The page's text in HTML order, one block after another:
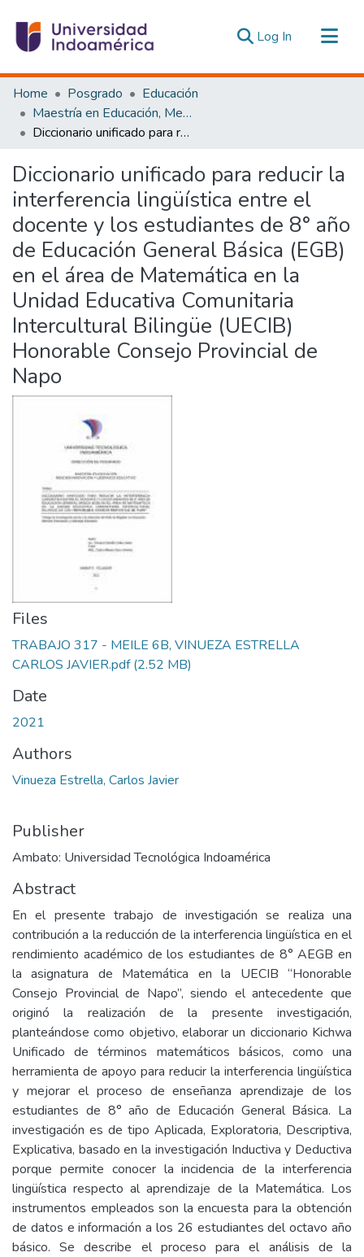
Log In (current)
Communities & Collections
All of DSpace
Statistics
Home Posgrado
Educación
Maestría en Educación, Mención Innovación y Liderazgo Educativo
Diccionario unificado para reducir la interferencia lingüística entre el docente y los estudiantes de 8° año de Educación General Básica (EGB) en el área de Matemática en la Unidad Educativa Comunitaria Intercultural Bilingüe (UECIB) Honorable Consejo Provincial de Napo
Diccionario unificado para reducir la
interferencia lingüística entre el
docente y los estudiantes de 8° año
de Educación General Básica (EGB)
en el área de Matemática en la
Unidad Educativa Comunitaria
Intercultural Bilingüe (UECIB)
Honorable Consejo Provincial de
Napo
Files
TRABAJO 317 - MEILE 6B, VINUEZA ESTRELLA
CARLOS JAVIER.pdf(2.52 MB)
Date
2021
Authors
Vinueza Estrella, Carlos Javier
Publisher
Ambato: Universidad Tecnológica Indoamérica
Abstract
En el presente trabajo de investigación se realiza una
contribución a la reducción de la interferencia lingüística en el
rendimiento académico de los estudiantes de 8° AEGB en
la asignatura de Matemática en la UECIB “Honorable
Consejo Provincial de Napo”, siendo el antecedente que
originó la realización de la presente investigación,
planteándose como objetivo, elaborar un diccionario Kichwa
Unificado de términos matemáticos básicos, como una
herramienta de apoyo para reducir la interferencia lingüística
y mejorar el proceso de enseñanza aprendizaje de los
estudiantes de 8° año de Educación General Básica. La
investigación es de tipo Aplicada, Exploratoria, Descriptiva,
Explicativa, basado en la investigación Inductiva y Deductiva
porque permite conocer la incidencia de la interferencia
lingüística respecto al aprendizaje de la Matemática. Los
instrumentos empleados son la encuesta para la obtención
de datos e información a los 26 estudiantes del octavo año
básico. Se describe el proceso para el análisis de la